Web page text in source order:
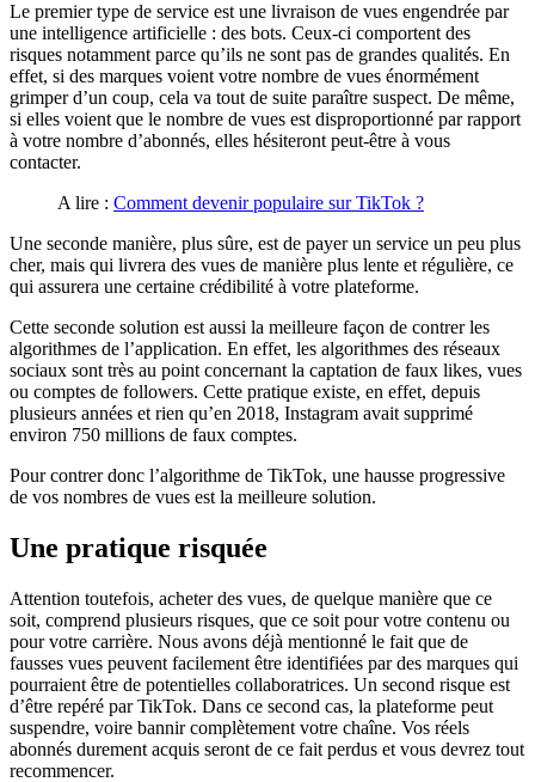
Le premier type de service est une livraison de vues engendrée par
une intelligence artificielle : des bots. Ceux-ci comportent des
risques notamment parce qu’ils ne sont pas de grandes qualités. En
effet, si des marques voient votre nombre de vues énormément
grimper d’un coup, cela va tout de suite paraître suspect. De même,
si elles voient que le nombre de vues est disproportionné par rapport
à votre nombre d’abonnés, elles hésiteront peut-être à vous
contacter.
A lire : Comment devenir populaire sur TikTok ?
Une seconde manière, plus sûre, est de payer un service un peu plus
cher, mais qui livrera des vues de manière plus lente et régulière, ce
qui assurera une certaine crédibilité à votre plateforme.
Cette seconde solution est aussi la meilleure façon de contrer les
algorithmes de l’application. En effet, les algorithmes des réseaux
sociaux sont très au point concernant la captation de faux likes, vues
ou comptes de followers. Cette pratique existe, en effet, depuis
plusieurs années et rien qu’en 2018, Instagram avait supprimé
environ 750 millions de faux comptes.
Pour contrer donc l’algorithme de TikTok, une hausse progressive
de vos nombres de vues est la meilleure solution.
Une pratique risquée
Attention toutefois, acheter des vues, de quelque manière que ce
soit, comprend plusieurs risques, que ce soit pour votre contenu ou
pour votre carrière. Nous avons déjà mentionné le fait que de
fausses vues peuvent facilement être identifiées par des marques qui
pourraient être de potentielles collaboratrices. Un second risque est
d’être repéré par TikTok. Dans ce second cas, la plateforme peut
suspendre, voire bannir complètement votre chaîne. Vos réels
abonnés durement acquis seront de ce fait perdus et vous devrez tout
recommencer.